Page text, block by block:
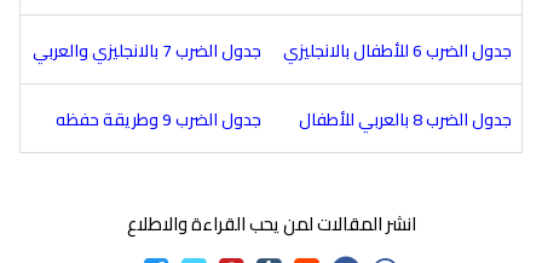
جدول الضرب 6 للأطفال بالانجليزي جدول الضرب 7 بالانجليزي والعربي
جدول الضرب 8 بالعربي للأطفال جدول الضرب 9 وطريقة حفظه
انشر المقالات لمن يحب القراءة والاطلاع